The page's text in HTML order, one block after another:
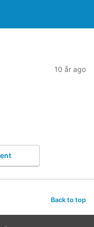
10 år ago
Back to top